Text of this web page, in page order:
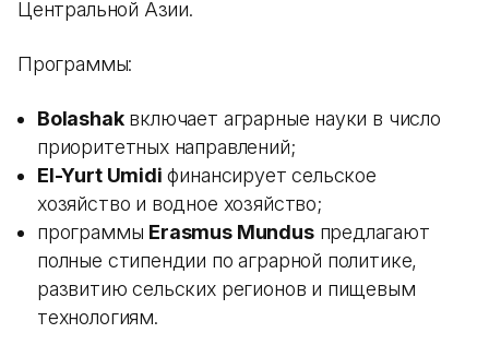
Центральной Азии.
Программы:
Bolashakвключает аграрные науки в число
приоритетных направлений;
El-Yurt Umidi финансирует сельское
хозяйство и водное хозяйство;
программы Erasmus Mundusпредлагают
полные стипендии по аграрной политике,
развитию сельских регионов и пищевым
технологиям.